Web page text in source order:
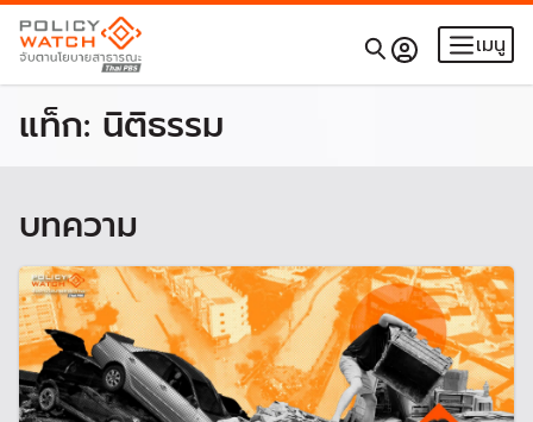
เมนู
แท็ก: นิติธรรม
บทความ